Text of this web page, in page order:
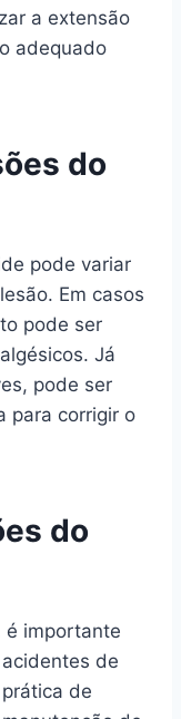
a extensão
adequado
do
pode variar
Em casos
pode ser
Já
pode ser
para corrigir o
do
é importante
de
de